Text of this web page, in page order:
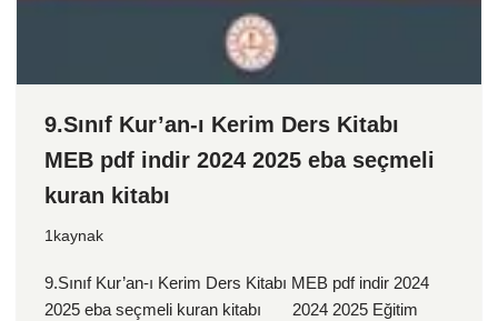
9.Sınıf Kur’an-ı Kerim Ders Kitabı
MEB pdf indir 2024 2025 eba seçmeli
kuran kitabı
1kaynak
9.Sınıf Kur’an-ı Kerim Ders Kitabı MEB pdf indir 2024
2025 eba seçmeli kuran kitabı 2024 2025 Eğitim